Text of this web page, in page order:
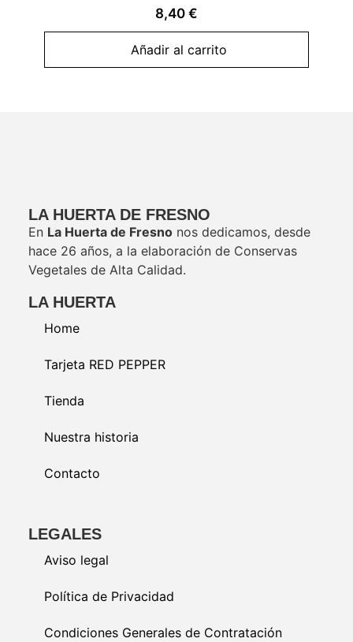
8,40 €
Añadir al carrito
LA HUERTA DE FRESNO
En La Huerta de Fresnonos dedicamos, desde
hace 26 años, a la elaboración de Conservas
Vegetales de Alta Calidad.
LA HUERTA
Home
Tarjeta RED PEPPER
Tienda
Nuestra historia
Contacto
LEGALES
Aviso legal
Política de Privacidad
Condiciones Generales de Contratación